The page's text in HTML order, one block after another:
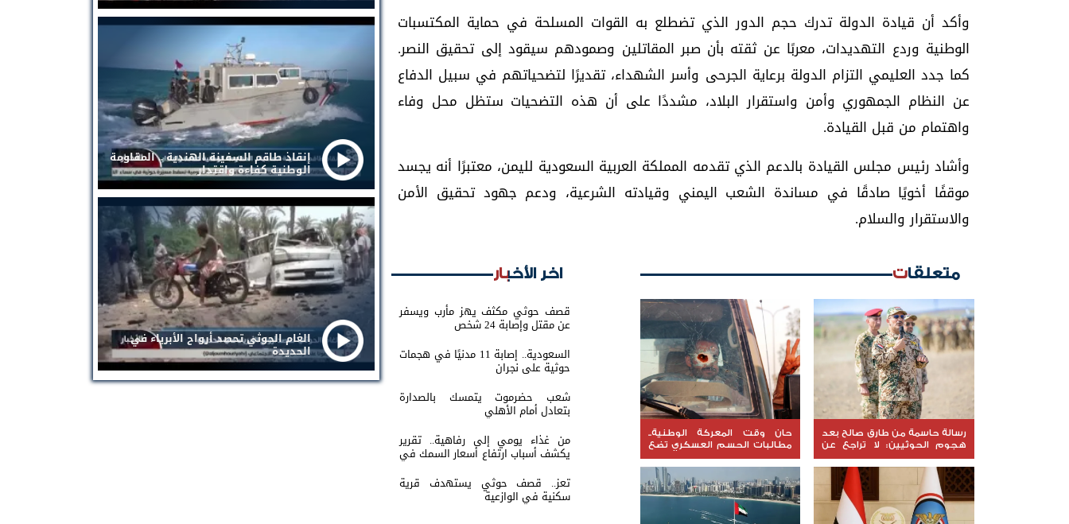
وأكد أن قيادة الدولة تدرك حجم الدور الذي تضطلع به القوات المسلحة في حماية المكتسبات
الوطنية وردع التهديدات، معربًا عن ثقته بأن صبر المقاتلين وصمودهم سيقود إلى تحقيق النصر.
كما جدد العليمي التزام الدولة برعاية الجرحى وأسر الشهداء، تقديرًا لتضحياتهم في سبيل الدفاع
عن النظام الجمهوري وأمن واستقرار البلاد، مشددًا على أن هذه التضحيات ستظل محل وفاء
واهتمام من قبل القيادة.
وأشاد رئيس مجلس القيادة بالدعم الذي تقدمه المملكة العربية السعودية لليمن، معتبرًا أنه يجسد
موقفًا أخويًا صادقًا في مساندة الشعب اليمني وقيادته الشرعية، ودعم جهود تحقيق الأمن
والاستقرار والسلام.
متعلقات
رسالة حاسمة من طارق صالح بعد
هجوم الحوثيين: لا تراجع عن
استعادة الدولة
حان وقت المعركة الوطنية..
مطالبات الحسم العسكري تضع
الشرعية أمام اختبار القرار
اخر الأخبار
قصف حوثي مكثف يهز مأرب ويسفر
عن مقتل وإصابة 24 شخص
السعودية.. إصابة 11 مدنيًا في هجمات
حوثية على نجران
شعب حضرموت يتمسك بالصدارة
بتعادل أمام الأهلي
من غذاء يومي إلى رفاهية.. تقرير
يكشف أسباب ارتفاع أسعار السمك في
تعز.. قصف حوثي يستهدف قرية
سكنية في الوازعية
إنقاذ طاقم السفينة الهندية .. المقاومة
الوطنية كفاءة واقتدار
الغام الحوثي تحصد أرواح الأبرياء في
الحديدة